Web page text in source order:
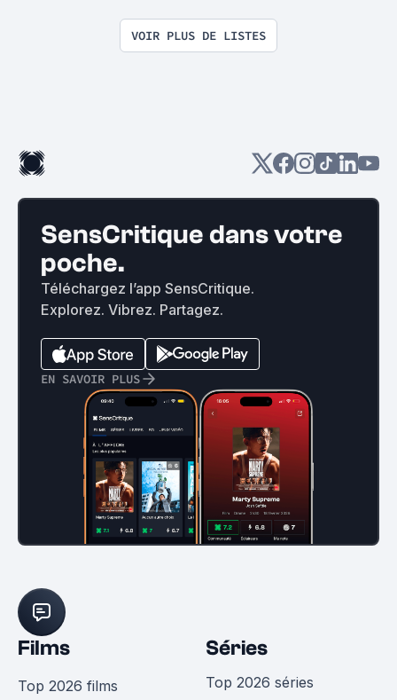
VOIR PLUS DE LISTES
SensCritique dans votre
poche.
Téléchargez l’app SensCritique.
Explorez. Vibrez. Partagez.
EN SAVOIR PLUS
Films
Top 2026 films
Séries
Top 2026 séries